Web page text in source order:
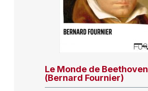
Le Monde de Beethoven
(Bernard Fournier)